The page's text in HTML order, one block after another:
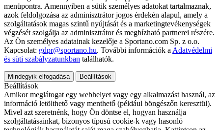
menüpontra. Amennyiben a sütik személyes adatokat tartalmaznak,
azok feldolgozása az adminisztrátor jogos érdekén alapul, amely a
szolgáltatások magas szintű nyújtását és a marketingtevékenységek
végzését szolgálja az adminisztrátor és megbízható partnerei részére.
Az Ön személyes adatainak kezelője a Sportano.com Sp. z o.o.
Kapcsolat: gdpr@sportano.hu. További információk a Adatvédelmi
és süti szabályzatunkban találhatók.
Mindegyik elfogadása Beállítások
Beállítások
Amikor meglátogat egy webhelyet vagy egy alkalmazást használ, az
információ letölthető vagy menthető (például böngészőn keresztül).
Mivel azt szeretnénk, hogy Ön döntse el, hogyan használja
szolgáltatásainkat, bizonyos típusú cookie-k vagy hasonló